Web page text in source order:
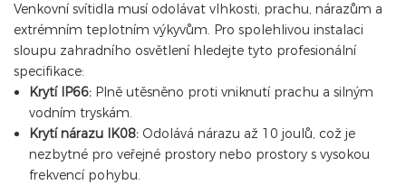
Venkovní svítidla musí odolávat vlhkosti, prachu, nárazům a
extrémním teplotním výkyvům. Pro spolehlivou instalaci
sloupu zahradního osvětlení hledejte tyto profesionální
specifikace:
Krytí IP66:Plně utěsněno proti vniknutí prachu a silným
vodním tryskám.
Krytí nárazu IK08:Odolává nárazu až 10 joulů, což je
nezbytné pro veřejné prostory nebo prostory s vysokou
frekvencí pohybu.